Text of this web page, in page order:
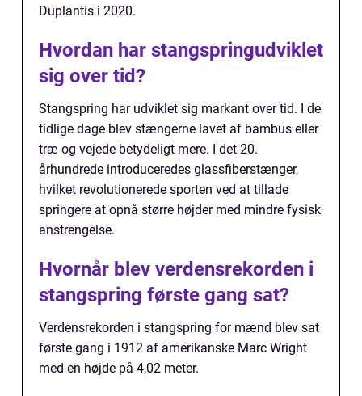
Duplantis i 2020.
Hvordan har stangspringudviklet
sig over tid?
Stangspring har udviklet sig markant over tid. I de
tidlige dage blev stængerne lavet af bambus eller
træ og vejede betydeligt mere. I det 20.
århundrede introduceredes glassfiberstænger,
hvilket revolutionerede sporten ved at tillade
springere at opnå større højder med mindre fysisk
anstrengelse.
Hvornår blev verdensrekorden i
stangspring første gang sat?
Verdensrekorden i stangspring for mænd blev sat
første gang i 1912 af amerikanske Marc Wright
med en højde på 4,02 meter.